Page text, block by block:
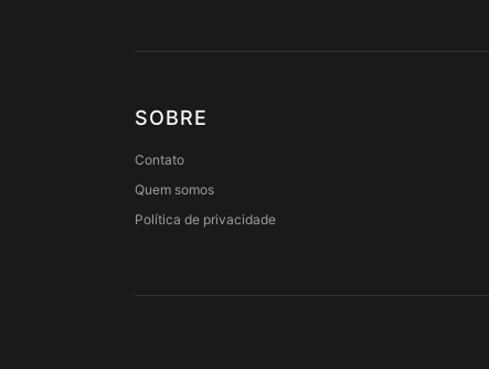
SOBRE
Contato
Quem somos
Política de privacidade